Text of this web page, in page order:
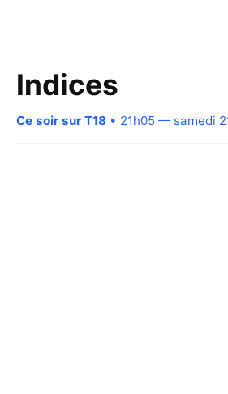
Indices
Ce soir sur T18 • 21h05 — samedi